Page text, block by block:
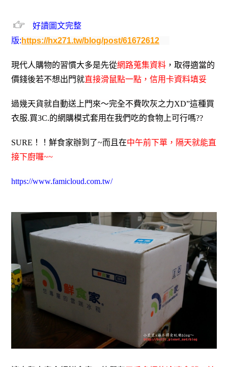
好讀圖文完整
版: https://hx271.tw/blog/post/61672612
現代人購物的習慣大多是先從網路蒐集資料 ，取得適當的
價錢後若不想出門就直接滑鼠點一點，信用卡資料填妥
過幾天貨就自動送上門來～完全不費吹灰之力XD”這種買
衣服.買3C.的網購模式套用在我們吃的食物上可行嗎??
SURE！！鮮食家辦到了~而且在中午前下單，隔天就能直
接下廚囉~~
https://www.famicloud.com.tw/